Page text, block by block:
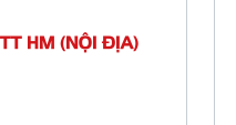
TT HM